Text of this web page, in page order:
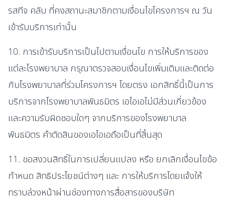
รสทีจ คลับ ที่คงสถานะสมาชิกตามเงื่อนไขโครงการฯ ณ วัน
เข้ารับบริการเท่านั้น
10. การเข้ารับบริการเป็นไปตามเงื่อนไข การให้บริการของ
แต่ละโรงพยาบาล กรุณาตรวจสอบเงื่อนไขเพิ่มเติมและติดต่อ
กับโรงพยาบาลที่ร่วมโครงการฯ โดยตรง เอกสิทธิ์นี้เป็นการ
บริการจากโรงพยาบาลพันธมิตร เอไอเอไม่มีส่วนเกี่ยวข้อง
และความรับผิดชอบใดๆ จากบริการของโรงพยาบาล
พันธมิตร คำตัดสินของเอไอเอถือเป็นที่สิ้นสุด
11. ขอสงวนสิทธิ์ในการเปลี่ยนแปลง หรือ ยกเลิกเงื่อนไขข้อ
กำหนด สิทธิประโยชน์ต่างๆ และ การให้บริการโดยแจ้งให้
ทราบล่วงหน้าผ่านช่องทางการสื่อสารของบริษัท